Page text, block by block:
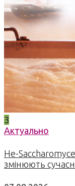
3
Актуально
Не-
змінюють